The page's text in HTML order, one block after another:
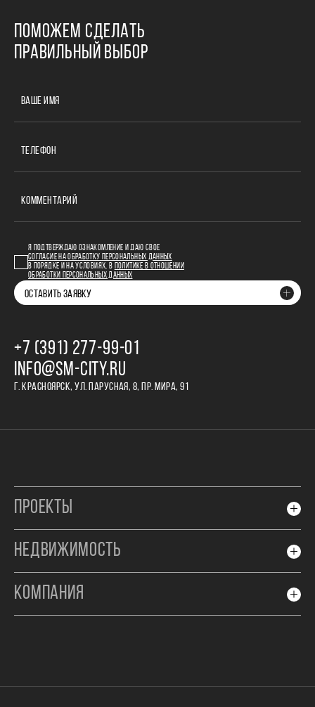
ПОМОЖЕМ СДЕЛАТЬ
ПРАВИЛЬНЫЙ ВЫБОР
ВАШЕ ИМЯ
ТЕЛЕФОН
КОММЕНТАРИЙ
Я ПОДТВЕРЖДАЮ ОЗНАКОМЛЕНИЕ И ДАЮ СВОЕ
СОГЛАСИЕ НА ОБРАБОТКУ ПЕРСОНАЛЬНЫХ ДАННЫХ
В ПОРЯДКЕ И НА УСЛОВИЯХ, В
ПОЛИТИКЕ В ОТНОШЕНИИ
ОБРАБОТКИ ПЕРСОНАЛЬНЫХ ДАННЫХ
ОСТАВИТЬ ЗАЯВКУ
+7 (391) 277‒99‒01
INFO@SM-CITY.RU
Г. КРАСНОЯРСК, УЛ. ПАРУСНАЯ, 8, ПР. МИРА, 91
ПРОЕКТЫ
НЕДВИЖИМОСТЬ
КОМПАНИЯ